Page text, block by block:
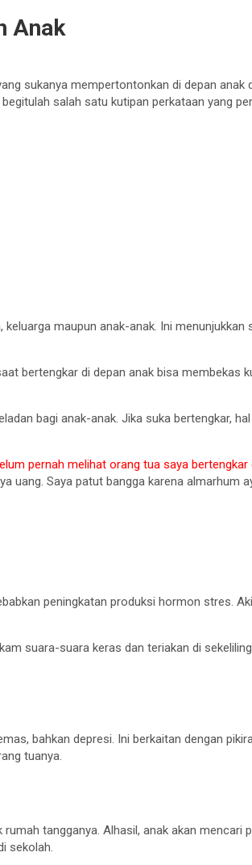
Anak
sukanya mempertontonkan di depan anak
salah satu kutipan perkataan yang
maupun anak-anak. Ini
bertengkar di depan anak bisa membekas
bagi anak-anak. Jika suka bertengkar,
pernah melihat orang tua saya bertengkar
uang. Saya patut bangga karena almarhum
peningkatan produksi hormon stres.
suara-suara keras dan teriakan di
bahkan depresi. Ini berkaitan dengan
tuanya.
tangganya. Alhasil, anak akan mencari
sekolah.